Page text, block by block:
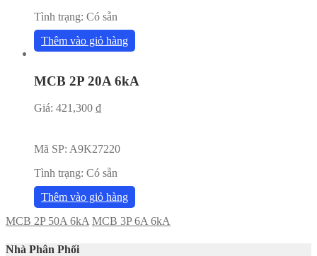
Tình trạng: Có sẵn
Thêm vào giỏ hàng
MCB 2P 20A 6kA
Giá: 421,300 ₫
Mã SP: A9K27220
Tình trạng: Có sẵn
Thêm vào giỏ hàng
MCB 2P 50A 6kA MCB 3P 6A 6kA
Nhà Phân Phối